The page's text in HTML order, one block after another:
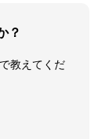
？
教えてくだ